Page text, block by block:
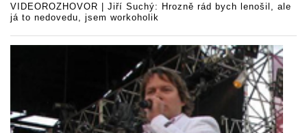
VIDEOROZHOVOR | Jiří Suchý: Hrozně rád bych lenošil, ale
já to nedovedu, jsem workoholik